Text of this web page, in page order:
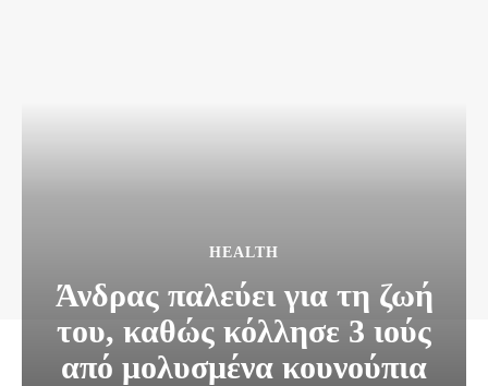
HEALTH
Άνδρας παλεύει για τη ζωή
του, καθώς κόλλησε 3 ιούς
από μολυσμένα κουνούπια